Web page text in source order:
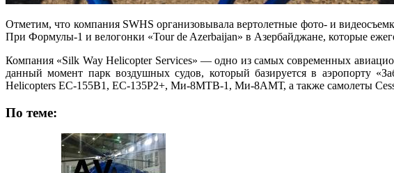
Отметим, что компания SWHS организовывала вертолетные фото- и
При Формулы-1 и велогонки «Tour de Azerbaijan» в Азербайджане, которые
Компания «Silk Way Helicopter Services» — одно из самых современных
данный момент парк воздушных судов, который базируется в аэропорту
Helicopters EC-155B1, EC-135P2+, Ми-8МТВ-1, Ми-8АМТ, а также самолеты
По теме: